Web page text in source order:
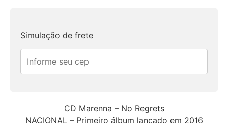
Simulação de frete
CD Marenna – No Regrets
NACIONAL – Primeiro álbum lançado em 2016